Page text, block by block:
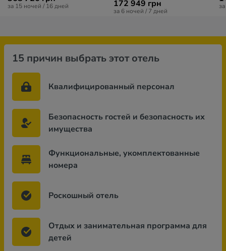
за 15 ночей / 16 дней 172 949 грн
за 6 ночей / 7 дней
15 причин выбрать этот отель
Квалифицированный персонал
Безопасность гостей и безопасность их
имущества
Функциональные, укомплектованные
номера
Роскошный отель
Отдых и занимательная программа для
детей